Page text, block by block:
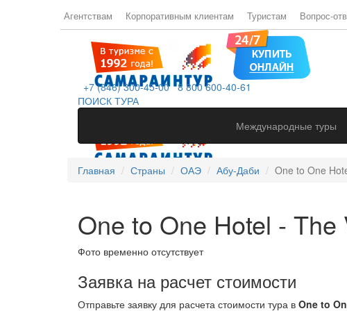
Агентствам Корпоративным клиентам Туристам Вопрос-
+7 (846) 300-45-00 8 800 600-40-61
ПОИСК ТУРА
Международные туры
Главная Страны ОАЭ Абу-Даби One to One
One to One Hotel - The
Фото временно отсутствует
Заявка на расчет стоимости
Отправьте заявку для расчета стоимости тура в One to